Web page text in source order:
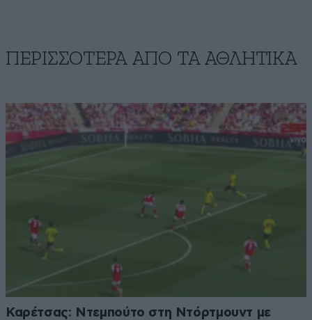
ΠΕΡΙΣΣΟΤΕΡΑ ΑΠΟ ΤA ΑΘΛΗΤΙΚΑ
Καρέτσας: Ντεμπούτο στη Ντόρτμουντ με